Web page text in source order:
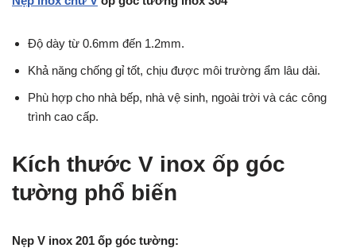
Độ dày từ 0.6mm đến 1.2mm.
Khả năng chống gỉ tốt, chịu được môi trường ẩm lâu dài.
Phù hợp cho nhà bếp, nhà vệ sinh, ngoài trời và các công
trình cao cấp.
Kích thước V inox ốp góc
tường phổ biến
Nẹp V inox 201 ốp góc tường: